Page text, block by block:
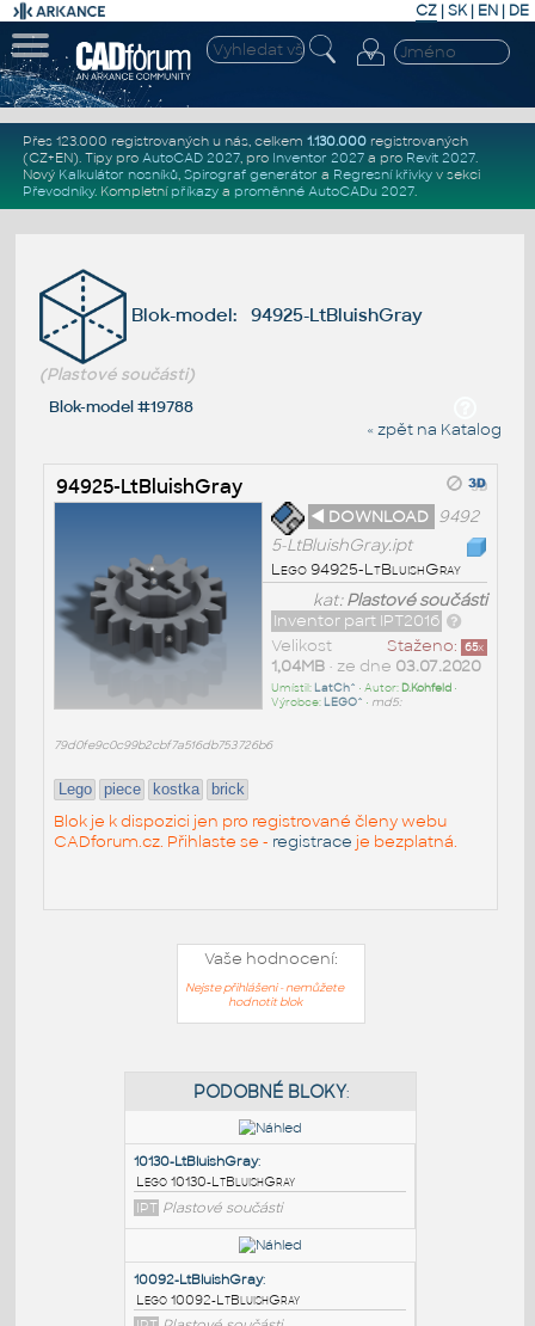
CZ | SK| EN | DE
Přes 123.000 registrovaných u nás, celkem 1.130.000registrovaných
(CZ+EN). Tipy pro AutoCAD 2027, pro Inventor 2027a pro Revit 2027.
Nový Kalkulátor nosníků, Spirograf generátor a Regresní křivkyv sekci
Převodníky. Kompletní příkazya proměnné AutoCADu 2027.
Blok-model: 94925-LtBluishGray
(Plastové součásti)
Blok-model #19788
« zpět na Katalog
94925-LtBluishGray
◄ DOWNLOAD 9492
5-LtBluishGray.ipt
Lego 94925-LtBluishGray
kat:Plastové součásti
Inventor part IPT2016
Staženo: 65x
Velikost
1,04MB• ze dne 03.07.2020
Umístil: LatCh^ • Autor: D.Kohfeld•
Výrobce: LEGO^ • md5:
79d0fe9c0c99b2cbf7a516db753726b6
Lego piece kostka brick
Blok je k dispozici jen pro registrované členy webu
CADforum.cz. Přihlaste se - registrace je bezplatná.
Vaše hodnocení:
Nejste přihlášeni - nemůžete
hodnotit blok
PODOBNÉ BLOKY